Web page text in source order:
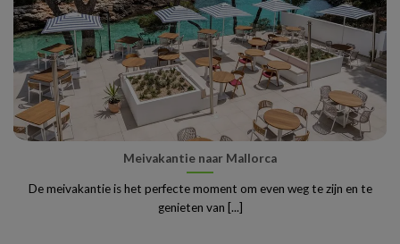
Meivakantie naar Mallorca
De meivakantie is het perfecte moment om even weg te zijn en te
genieten van [...]